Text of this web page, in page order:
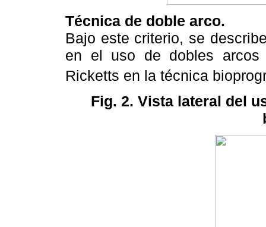
Técnica de doble arco.
Bajo este criterio, se
en el uso de dobles arcos
Ricketts en la técnica
Fig. 2. Vista lateral del